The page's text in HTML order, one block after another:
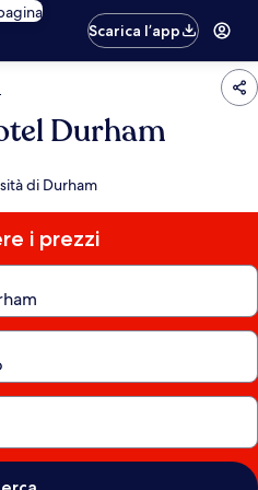
Scarica l’app
Durham
di Durham
i prezzi